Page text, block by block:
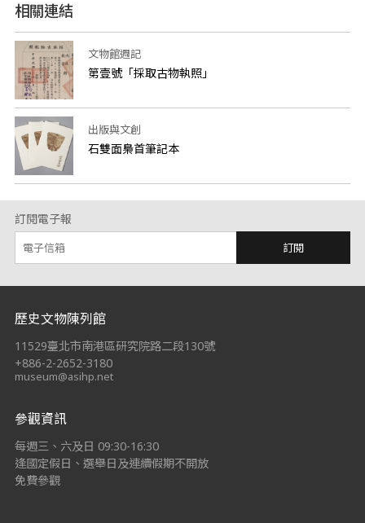
相關連結
文物館週記
第壹號「採取古物執照」
出版與文創
石雙面梟首筆記本
訂閱電子報
訂閱
歷史文物陳列館
11529臺北市南港區研究院路二段130號
+886-2-2652-3180
museum@asihp.net
參觀資訊
每週三、六及日 09:30-16:30
逢國定假日、選舉日及連續假期不開放
免費參觀